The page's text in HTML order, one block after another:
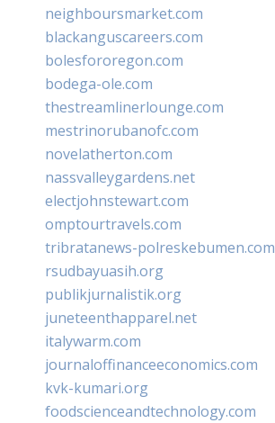
neighboursmarket.com
blackanguscareers.com
bolesfororegon.com
bodega-ole.com
thestreamlinerlounge.com
mestrinorubanofc.com
novelatherton.com
nassvalleygardens.net
electjohnstewart.com
omptourtravels.com
tribratanews-polreskebumen.com
rsudbayuasih.org
publikjurnalistik.org
juneteenthapparel.net
italywarm.com
journaloffinanceeconomics.com
kvk-kumari.org
foodscienceandtechnology.com